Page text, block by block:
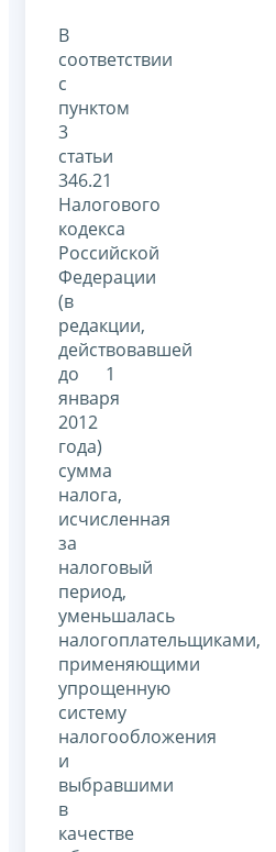
В
соответствии
с
пунктом
3
статьи
346.21
Налогового
кодекса
Российской
Федерации
(в
редакции,
действовавшей
до 1
января
2012
года)
сумма
налога,
исчисленная
за
налоговый
период,
уменьшалась
налогоплательщиками,
применяющими
упрощенную
систему
налогообложения
и
выбравшими
в
качестве